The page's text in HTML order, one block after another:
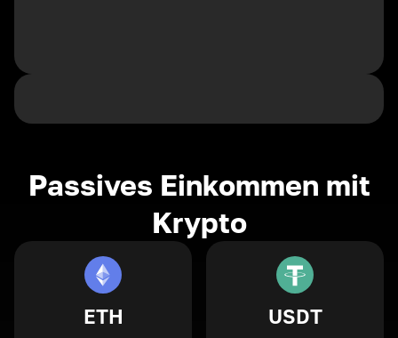
Passives Einkommen mit
Krypto
ETH USDT